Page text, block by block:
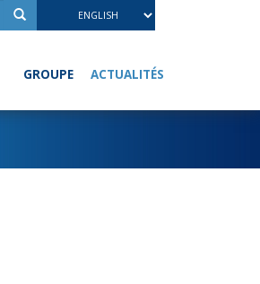
GROUPE ACTUALITÉS